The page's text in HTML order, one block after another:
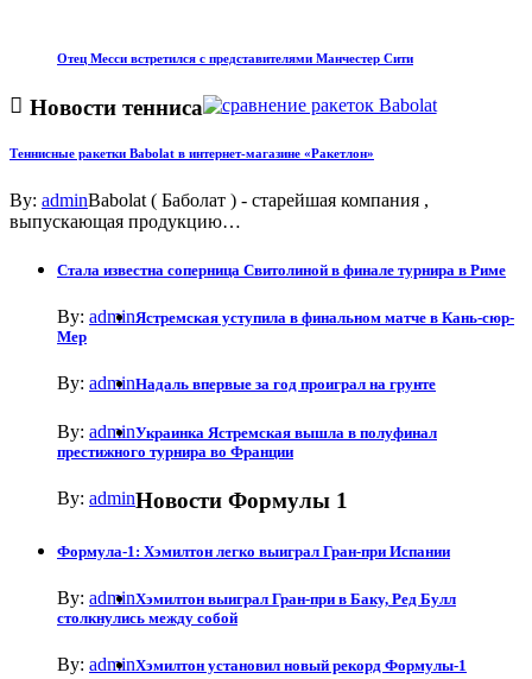
Отец Месси встретился с представителями Манчестер Сити
Новости тенниса
Теннисные ракетки Babolat в интернет-магазине «Ракетлон»
By: adminBabolat ( Баболат ) - старейшая компания ,
выпускающая продукцию…
Стала известна соперница Свитолиной в финале турнира в Риме
By: adminЯстремская уступила в финальном матче в Кань-сюр-
Мер
By: adminНадаль впервые за год проиграл на грунте
By: adminУкраинка Ястремская вышла в полуфинал
престижного турнира во Франции
By: adminНовости Формулы 1
Формула-1: Хэмилтон легко выиграл Гран-при Испании
By: adminХэмилтон выиграл Гран-при в Баку, Ред Булл
столкнулись между собой
By: adminХэмилтон установил новый рекорд Формулы-1